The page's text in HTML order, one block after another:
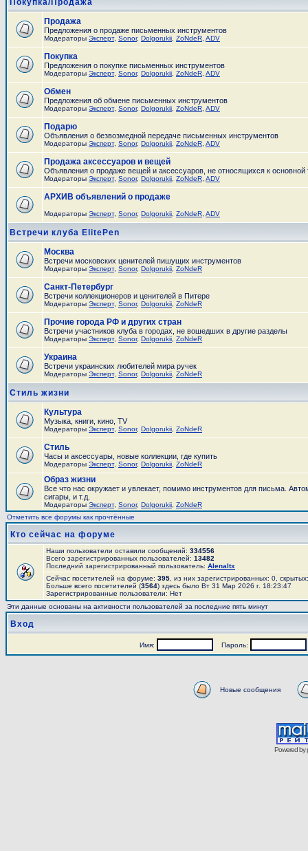
Покупка/Продажа
Продажа
Предложения о продаже письменных инструментов
Модераторы Эксперт, Sonor, Dolgorukii ZoNdeR ADV
Покупка
Предложения о покупке письменных инструментов
Модераторы Эксперт, Sonor, Dolgorukii ZoNdeR ADV
Обмен
Предложения об обмене письменных инструментов
Модераторы Эксперт, Sonor, Dolgorukii ZoNdeR ADV
Подарю
Объявления о безвозмедной передаче письменных инструментов
Модераторы Эксперт, Sonor, Dolgorukii ZoNdeR ADV
Продажа аксессуаров и вещей
Объявления о продаже вещей и аксессуаров, не относящихся к
Модераторы Эксперт, Sonor, Dolgorukii ZoNdeR ADV
АРХИВ объявлений о продаже
Модераторы Эксперт, Sonor, Dolgorukii ZoNdeR ADV
Встречи клуба ElitePen
Москва
Встречи московских ценителей пишущих инструментов
Модераторы Эксперт, Sonor, Dolgorukii ZoNdeR
Санкт-Петербург
Встречи коллекционеров и ценителей в Питере
Модераторы Эксперт, Sonor, Dolgorukii ZoNdeR
Прочие города РФ и других стран
Встречи участников клуба в городах, не вошедших в другие разделы
Модераторы Эксперт, Sonor, Dolgorukii ZoNdeR
Украина
Встречи украинских любителей мира ручек
Модераторы Эксперт, Sonor, Dolgorukii ZoNdeR
Стиль жизни
Культура
Музыка, книги, кино, TV
Модераторы Эксперт, Sonor, Dolgorukii ZoNdeR
Стиль
Часы и аксесcуары, новые коллекции, где купить
Модераторы Эксперт, Sonor, Dolgorukii ZoNdeR
Образ жизни
Все что нас окружает и увлекает, помимо инструментов для письма.
сигары, и т.д.
Модераторы Эксперт, Sonor, Dolgorukii ZoNdeR
Отметить все форумы как прочтённые
Кто сейчас на форуме
Наши пользователи оставили сообщений: 334556
Всего зарегистрированных пользователей: 13482
Последний зарегистрированный пользователь: AlenaItx
Сейчас посетителей на форуме: 395 , из них зарегистрированных: 0,
Больше всего посетителей (3564) здесь было Вт 31 Мар 2026 г. 18:23:47
Зарегистрированные пользователи: Нет
Эти данные основаны на активности пользователей за последние пять минут
Вход
Имя: Пароль:
Новые сообщения
Powered by